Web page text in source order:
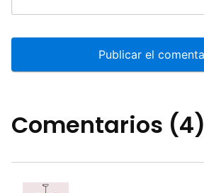
Comentarios (4)